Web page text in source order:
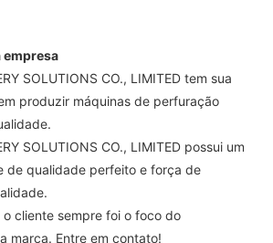
empresa
SOLUTIONS CO., LIMITED tem sua
produzir máquinas de perfuração
SOLUTIONS CO., LIMITED possui um
de qualidade perfeito e força de
o cliente sempre foi o foco do
marca. Entre em contato!